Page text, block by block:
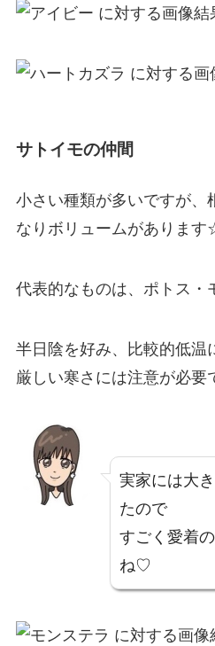
サトイモの仲間
小さい種類が多いですが、
なりボリュームがありま
代表的なものは、ポトス
半日陰を好み、比較的低温
厳しい寒さには注意が必要
実家には大
たので
すごく愛着
ね♡